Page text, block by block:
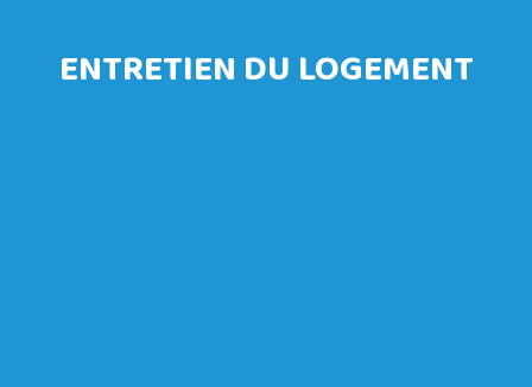
ENTRETIEN DU LOGEMENT